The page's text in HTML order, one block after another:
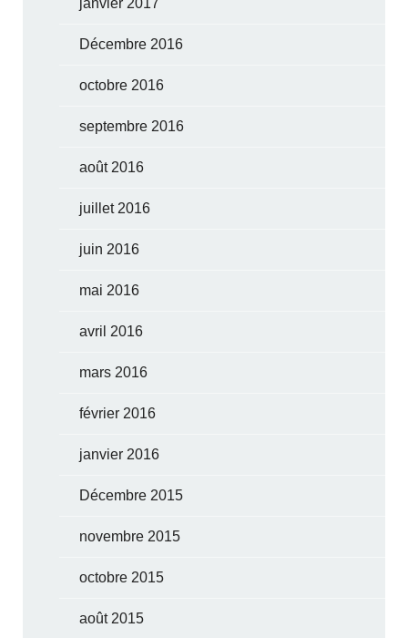
Décembre 2016
octobre 2016
septembre 2016
août 2016
juillet 2016
juin 2016
mai 2016
avril 2016
mars 2016
février 2016
janvier 2016
Décembre 2015
novembre 2015
octobre 2015
août 2015